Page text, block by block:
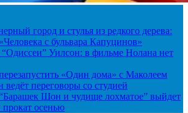
город и стулья из редкого дерева:
с бульвара Капуцинов»
Уилсон: в фильме Нолана нет
«Один дома» с Маколеем
переговоры со студией
Шон и чудище лохматое” выйдет
прокат осенью